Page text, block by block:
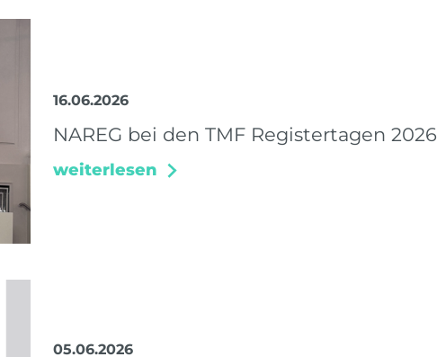
16.06.2026
NAREG bei den TMF Registertagen 2026
weiterlesen
05.06.2026